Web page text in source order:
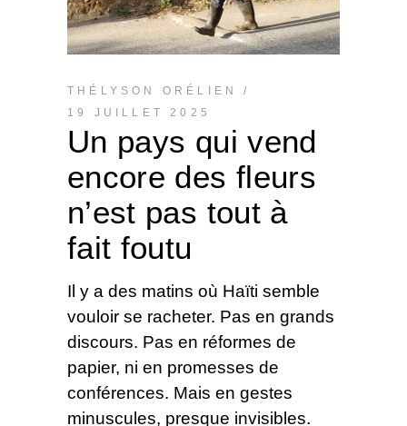
THÉLYSON ORÉLIEN
19 JUILLET 2025
Un pays qui vend
encore des fleurs
n’est pas tout à
fait foutu
Il y a des matins où Haïti semble
vouloir se racheter. Pas en grands
discours. Pas en réformes de
papier, ni en promesses de
conférences. Mais en gestes
minuscules, presque invisibles.